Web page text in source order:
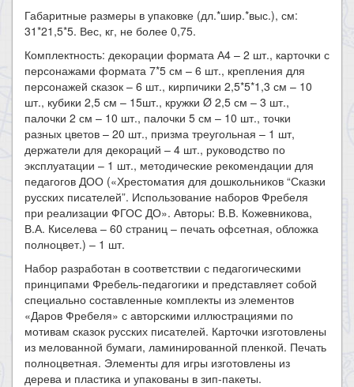
Габаритные размеры в упаковке (дл.*шир.*выс.), см:
31*21,5*5. Вес, кг, не более 0,75.
Комплектность: декорации формата А4 – 2 шт., карточки с
персонажами формата 7*5 см – 6 шт., крепления для
персонажей сказок – 6 шт., кирпичики 2,5*5*1,3 см – 10
шт., кубики 2,5 см – 15шт., кружки Ø 2,5 см – 3 шт.,
палочки 2 см – 10 шт., палочки 5 см – 10 шт., точки
разных цветов – 20 шт., призма треугольная – 1 шт,
держатели для декораций – 4 шт., руководство по
эксплуатации – 1 шт., методические рекомендации для
педагогов ДОО («Хрестоматия для дошкольников “Сказки
русских писателей”. Использование наборов Фребеля
при реализации ФГОС ДО». Авторы: В.В. Кожевникова,
В.А. Киселева – 60 страниц – печать офсетная, обложка
полноцвет.) – 1 шт.
Набор разработан в соответствии с педагогическими
принципами Фребель-педагогики и представляет собой
специально составленные комплекты из элементов
«Даров Фребеля» с авторскими иллюстрациями по
мотивам сказок русских писателей. Карточки изготовлены
из мелованной бумаги, ламинированной пленкой. Печать
полноцветная. Элементы для игры изготовлены из
дерева и пластика и упакованы в зип-пакеты.​